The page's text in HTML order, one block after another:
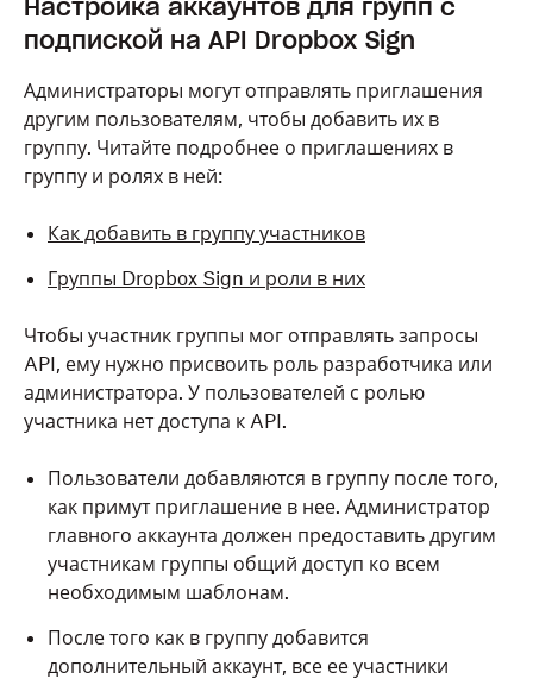
Настройка аккаунтов для групп с
подпиской на API Dropbox Sign
Администраторы могут отправлять приглашения
другим пользователям, чтобы добавить их в
группу. Читайте подробнее о приглашениях в
группу и ролях в ней:
Как добавить в группу участников
Группы Dropbox Sign и роли в них
Чтобы участник группы мог отправлять запросы
API, ему нужно присвоить роль разработчика или
администратора. У пользователей с ролью
участника нет доступа к API.
Пользователи добавляются в группу после того,
как примут приглашение в нее. Администратор
главного аккаунта должен предоставить другим
участникам группы общий доступ ко всем
необходимым шаблонам.
После того как в группу добавится
дополнительный аккаунт, все ее участники